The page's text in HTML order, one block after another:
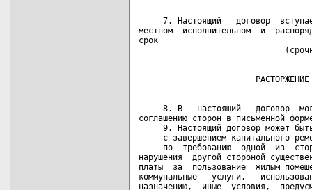
7. Настоящий   договор
местном  исполнительном  и
срок
8. В   настоящий   договор
соглашению сторон в письменной
9. Настоящий договор может
с завершением капитального
по  требованию  одной  из
нарушения  другой стороной
платы  за  пользование  жилым
коммунальные   услуги,
назначению,  иные  условия,